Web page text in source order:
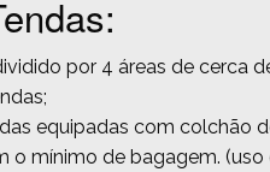
por 4 áreas de cerca
equipadas com colchão
o mínimo de bagagem. (uso